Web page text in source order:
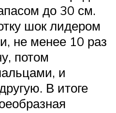
до 30 см.
шок лидером
не менее 10 раз
потом
и
В итоге